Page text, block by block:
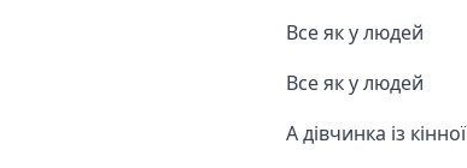
Все як у людей
Все як у людей
А дівчинка із